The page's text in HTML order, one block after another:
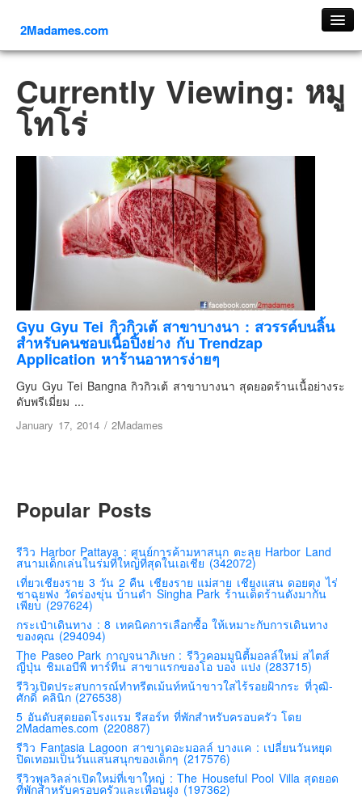
2Madames.com
ภาคเหนือ
ภาคใต้
ภาคกลาง
ภาคตะวันตก
ภาคอีสาน
ทริปต่างประเทศ
ยุโรป
อิตาลี
ตุรกี-ตุรเคีย
เยอรมัน
ฝรั่งเศส
ออสเตรีย
เบลเยี่ยม
สวิสเซอร์แลนด์
โปรตุเกส
สเปน
โครเอเชีย
สโลเวเนีย
มอนเตรเนโกร
บอสเนียและเฮอร์เซโกวีน่า
ญี่ปุ่น
คันโต-โตเกียวและรอบๆ
คันไซ-โอซาก้า เกียวโต
คิวชู – ฟุกุโอกะ ซางะ เปปปุ ยุฟุอิน นางาซากิ
Currently Viewing: หมู
โทโร่
Gyu Gyu Tei กิวกิวเต้ สาขาบางนา : สวรรค์บนลิ้น
สำหรับคนชอบเนื้อปิ้งย่าง กับ Trendzap
Application หาร้านอาหารง่ายๆ
Gyu Gyu Tei Bangna กิวกิวเต้ สาขาบางนา สุดยอดร้านเนื้อย่างระ
ดับพรีเมี่ยม ...
January 17, 2014 / 2Madames
Popular Posts
รีวิว Harbor Pattaya : ศูนย์การค้ามหาสนุก ตะลุย Harbor Land
สนามเด็กเล่นในร่มที่ใหญ่ที่สุดในเอเชีย (342072)
เที่ยวเชียงราย 3 วัน 2 คืน เชียงราย แม่สาย เชียงแสน ดอยตุง ไร่
ชาฉุยฟง วัดร่องขุ่น บ้านดำ Singha Park ร้านเด็ดร้านดังมากัน
เพียบ (297624)
กระเป๋าเดินทาง : 8 เทคนิคการเลือกซื้อ ให้เหมาะกับการเดินทาง
ของคุณ (294094)
The Paseo Park กาญจนาภิเษก : รีวิวคอมมูนิตี้มอลล์ใหม่ สไตส์
ญี่ปุ่น ชิมเอบีพี ทาร์ทีน สาขาแรกของโอ บอง แปง (283715)
รีวิวเปิดประสบการณ์ทำทรีตเม้นท์หน้าขาวใสไร้รอยฝ้ากระ ที่วุฒิ-
ศักดิ์ คลินิก (276538)
5 อันดับสุดยอดโรงแรม รีสอร์ท ที่พักสำหรับครอบครัว โดย
2Madames.com (220887)
รีวิว Fantasia Lagoon สาขาเดอะมอลล์ บางแค : เปลี่ยนวันหยุด
ปิดเทอมเป็นวันแสนสนุกของเด็กๆ (217576)
รีวิวพูลวิลล่าเปิดใหม่ที่เขาใหญ่ : The Houseful Pool Villa สุดยอด
ที่พักสำหรับครอบครัวและเพื่อนฝูง (197362)